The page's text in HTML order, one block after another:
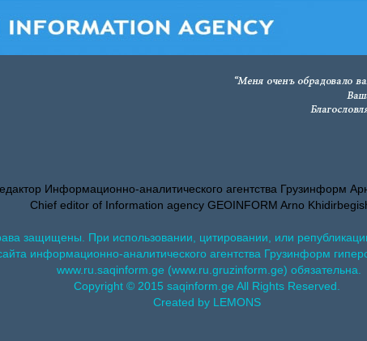
Информационно-аналитического агентства Грузинформ
Chief editor of Information agency GEOINFORM Arno
защищены. При использовании, цитировании, или
информационно-аналитического агентства Грузинформ
www.ru.saqinform.ge (www.ru.gruzinform.ge) обязательна.
Copyright © 2015 saqinform.ge All Rights Reserved.
Created by LEMONS